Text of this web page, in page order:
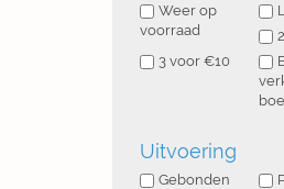
Weer op
voorraad
3 voor €10
Uitvoering
Gebonden